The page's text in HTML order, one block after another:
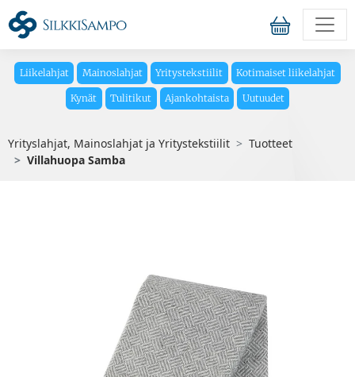
Liikelahjat Mainoslahjat Yritystekstiilit Kotimaiset liikelahjat
Kynät Tulitikut Ajankohtaista Uutuudet
Yrityslahjat, Mainoslahjat ja Yritystekstiilit
Tuotteet
Villahuopa Samba